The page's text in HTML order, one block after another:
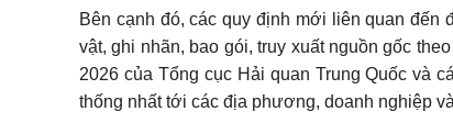
Bên cạnh đó, các quy định mới liên quan đến
vật, ghi nhãn, bao gói, truy xuất nguồn gốc
2026 của Tổng cục Hải quan Trung Quốc và
thống nhất tới các địa phương, doanh nghiệp